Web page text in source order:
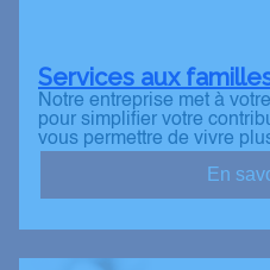
Services aux
Notre entreprise met à
pour simplifier votre
vous permettre de vivre
En